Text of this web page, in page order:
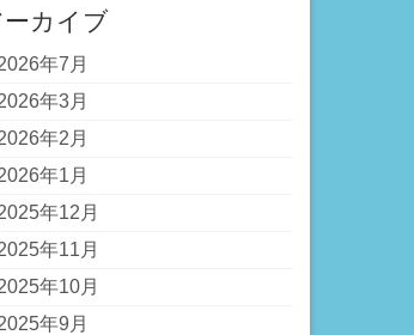
ーカイブ
年7月
年3月
年2月
年1月
年12月
年11月
年10月
年9月